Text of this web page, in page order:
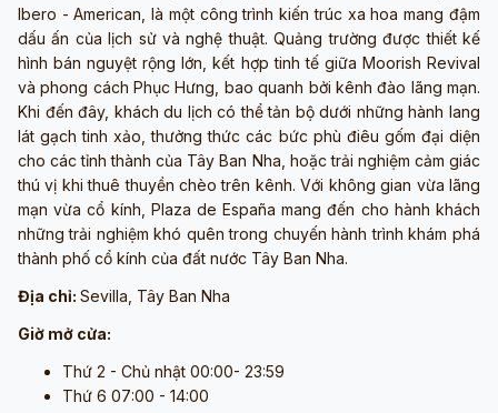
Ibero - American, là một công trình kiến trúc xa hoa mang đậm
dấu ấn của lịch sử và nghệ thuật. Quảng trường được thiết kế
hình bán nguyệt rộng lớn, kết hợp tinh tế giữa Moorish Revival
và phong cách Phục Hưng, bao quanh bởi kênh đào lãng mạn.
Khi đến đây, khách du lịch có thể tản bộ dưới những hành lang
lát gạch tinh xảo, thưởng thức các bức phù điêu gốm đại diện
cho các tỉnh thành của Tây Ban Nha, hoặc trải nghiệm cảm giác
thú vị khi thuê thuyền chèo trên kênh. Với không gian vừa lãng
mạn vừa cổ kính, Plaza de España mang đến cho hành khách
những trải nghiệm khó quên trong chuyến hành trình khám phá
thành phố cổ kính của đất nước Tây Ban Nha.
Địa chỉ: Sevilla, Tây Ban Nha
Giờ mở cửa:
Thứ 2 - Chủ nhật 00:00- 23:59
Thứ 6 07:00 - 14:00